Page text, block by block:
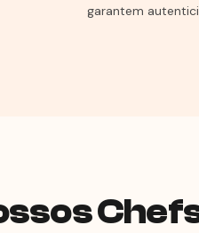
garantem